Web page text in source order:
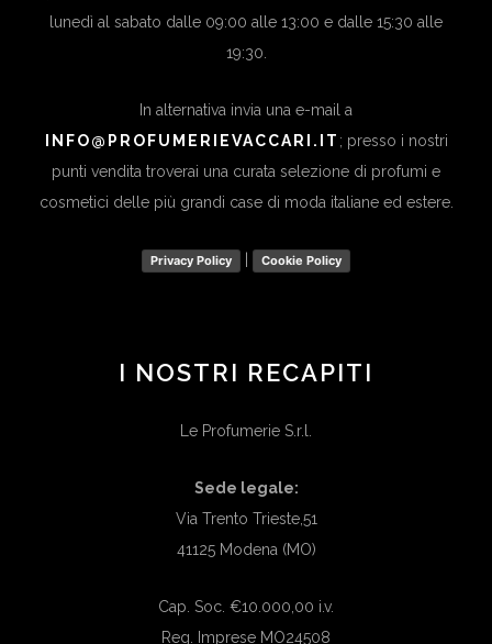
lunedì al sabato dalle 09:00 alle 13:00 e dalle 15:30 alle
19:30.
In alternativa invia una e-mail a
INFO@PROFUMERIEVACCARI.IT ; presso i nostri
punti vendita troverai una curata selezione di profumi e
cosmetici delle più grandi case di moda italiane ed estere.
Privacy Policy Cookie Policy
I NOSTRI RECAPITI
Le Profumerie S.r.l.
Sede legale:
Via Trento Trieste,51
41125 Modena (MO)
Cap. Soc. €10.000,00 i.v.
Reg. Imprese MO24508